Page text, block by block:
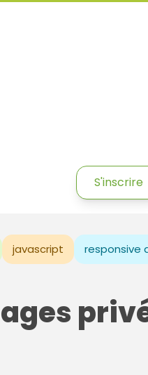
S'inscrire
javascript responsive